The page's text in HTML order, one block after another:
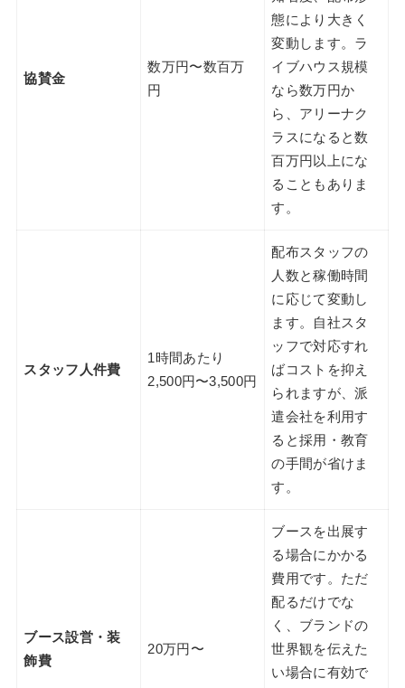
協賛金
数万円〜数百万
円
態により大きく
変動します。ラ
イブハウス規模
なら数万円か
ら、アリーナク
ラスになると数
百万円以上にな
ることもありま
す。
スタッフ人件費
1時間あたり
2,500円〜3,500円
配布スタッフの
人数と稼働時間
に応じて変動し
ます。自社スタ
ッフで対応すれ
ばコストを抑え
られますが、派
遣会社を利用す
ると採用・教育
の手間が省けま
す。
ブース設営・装
飾費
20万円〜
ブースを出展す
る場合にかかる
費用です。ただ
配るだけでな
く、ブランドの
世界観を伝えた
い場合に有効で